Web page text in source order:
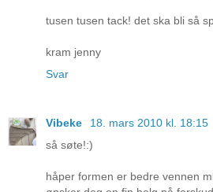
tusen tusen tack! det ska bli så
kram jenny
Svar
Vibeke
18. mars 2010 kl. 18:15
så søte!:)
håper formen er bedre vennen